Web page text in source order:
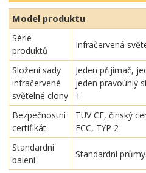
Model produktu
Série
produktů
Infračervená
Složení sady
infračervené
světelné clony
Jeden přijímač,
jeden pravoúhlý
T
Bezpečnostní
certifikát
TÜV CE, čínský
FCC, TYP 2
Standardní
balení
Standardní